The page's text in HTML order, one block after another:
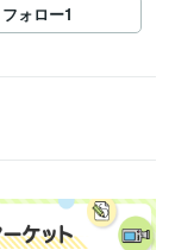
フォロー1